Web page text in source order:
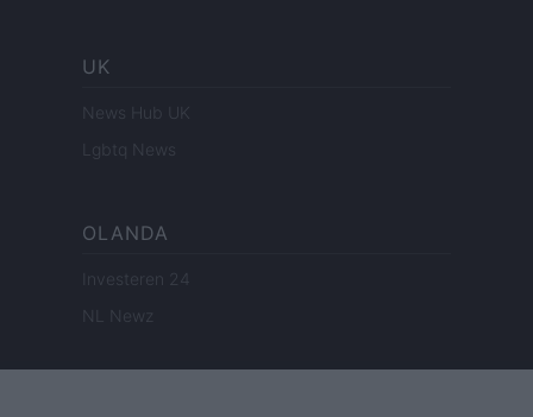
UK
News Hub UK
Lgbtq News
OLANDA
Investeren 24
NL Newz